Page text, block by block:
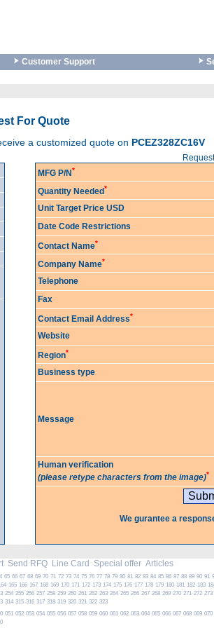
Customer Support
For Quote
a customized quote on PCEZ328ZC16V
MFG P/N*
Quantity Needed*
Unit Target Price USD
Date Code Restrictions
Contact Name*
Company Name*
Telephone
Fax
Contact Email Address*
Website
Region*
Business type
Message
Human verification
(please retype characters from the image)*
We gurantee a
Send RFQ Line Card Special offer Articles
65 66 67 68 69 70 71 72 73 74 75 76 77 78 79 80 81 82 83 84 85 86 87 88 89 90 91
165 166 167 168 169 170 171 172 173 174 175 176 177 178 179 180 181 182 183
254 255 256 257 258 259 260 261 262 263 264 265 266 267 268 269 270 271 272 273
314 315 316 317 318 319 320 321 322 323
051 052 053 054 055 056 057 058 059 060 061 062 063 064 065 066 067 068 069 070